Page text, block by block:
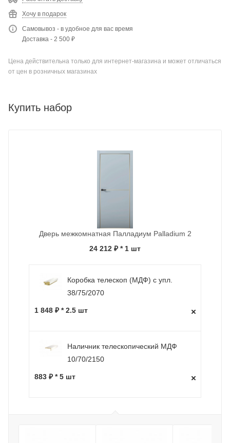
Хочу в подарок
Самовывоз - в удобное для вас время
Доставка - 2 500 ₽
Цена действительна только для интернет-магазина и может отличаться
от цен в розничных магазинах
Купить набор
Дверь межкомнатная Палладиум Palladium 2
24 212 ₽ * 1 шт
Коробка телескоп (МДФ) с упл.
38/75/2070
1 848 ₽ * 2.5 шт
Наличник телескопический МДФ
10/70/2150
883 ₽ * 5 шт